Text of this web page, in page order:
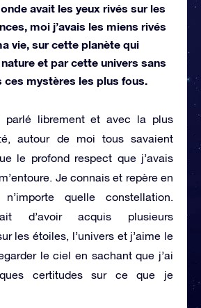
avait les yeux rivés sur les
moi j’avais les miens rivés
vie, sur cette planète qui
nature et par cette univers sans
ces mystères les plus fous.
parlé librement et avec la plus
autour de moi tous savaient
le profond respect que j’avais
Je connais et repère en
quelle constellation.
d’avoir acquis plusieurs
les étoiles, l’univers et j’aime le
le ciel en sachant que j’ai
certitudes sur ce que je